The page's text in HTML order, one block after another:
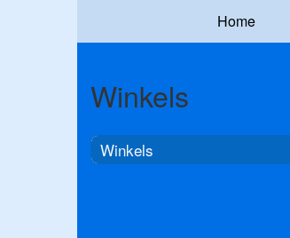
Home
Winkels
Winkels